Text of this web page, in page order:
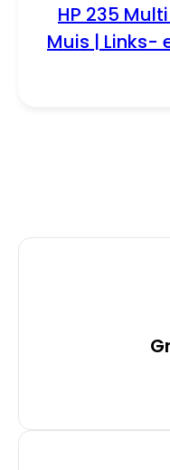
HP 235
Muis | Links-